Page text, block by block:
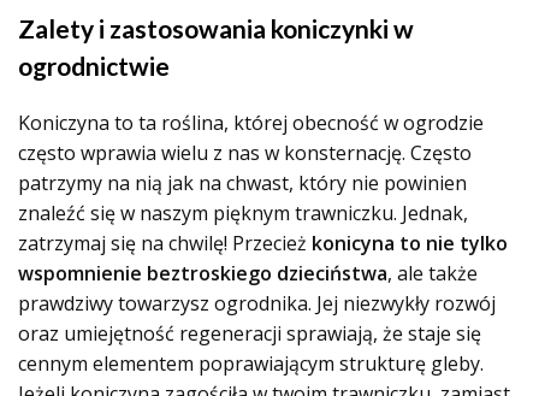
Zalety i zastosowania koniczynki w
ogrodnictwie
Koniczyna to ta roślina, której obecność w ogrodzie
często wprawia wielu z nas w konsternację. Często
patrzymy na nią jak na chwast, który nie powinien
znaleźć się w naszym pięknym trawniczku. Jednak,
zatrzymaj się na chwilę! Przecież konicyna to nie tylko
wspomnienie beztroskiego dzieciństwa, ale także
prawdziwy towarzysz ogrodnika. Jej niezwykły rozwój
oraz umiejętność regeneracji sprawiają, że staje się
cennym elementem poprawiającym strukturę gleby.